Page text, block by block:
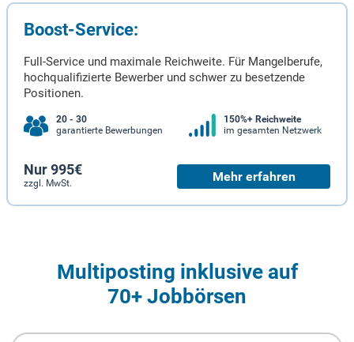
Boost-Service:
Full-Service und maximale Reichweite. Für Mangelberufe,
hochqualifizierte Bewerber und schwer zu besetzende
Positionen.
20 - 30
garantierte Bewerbungen
150%+ Reichweite
im gesamten Netzwerk
Nur 995€
zzgl. MwSt. Mehr erfahren
Multiposting inklusive auf
70+ Jobbörsen